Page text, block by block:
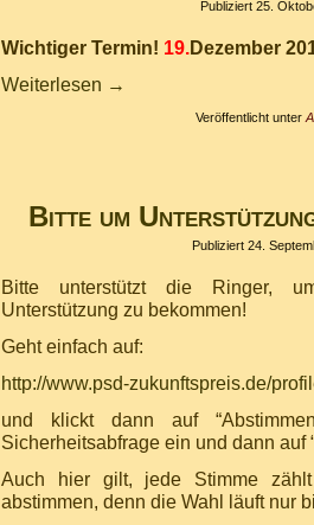
Publiziert 25.
Wichtiger Termin! 19.Dezember
Weiterlesen →
Veröffentlicht unter
Bitte um
Publiziert 24.
Bitte unterstützt die Ringer,
Unterstützung zu bekommen!
Geht einfach auf:
http://www.psd-zukunftspreis.de/
und klickt dann auf
Sicherheitsabfrage ein und dann auf
Auch hier gilt, jede Stimme
abstimmen, denn die Wahl läuft nur